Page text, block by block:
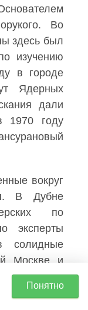
Во
здесь был
изучению
в городе
Ядерных
дали
1970 году
вокруг
В Дубне
по
эксперты
солидные
Москве и
Понятно